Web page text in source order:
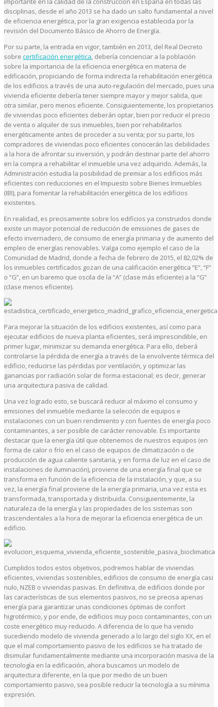
disciplinas, desde el año 2013 se ha dado un salto fundamental a nivel
de eficiencia energética, por la gran exigencia establecida por la
revisión del Documento Básico de Ahorro de Energía.
Por su parte, la entrada en vigor, también en 2013, del Real Decreto
sobre certificación energética, debería concienciar a la población
sobre la importancia de la eficiencia energética en materia de
edificación, propiciando de forma indirecta la rehabilitación energética
de los edificios a través de una auto-regulación del mercado, pues una
vivienda eficiente debería tener siempre mayor y mejor salida, que
otra similar, pero menos eficiente. Consiguientemente, los propietarios
de viviendas poco eficientes deberán optar, bien por reducir el precio
de venta o alquiler de sus inmuebles, bien por rehabilitarlos
energéticamente antes de proceder a su venta; por su parte, los
compradores de viviendas poco eficientes conocerán las debilidades
a la hora de afrontar su inversión, y podrán destinar parte del ahorro
en la compra a rehabilitar el inmueble una vez adquirido. Además, la
Administración estudia la posibilidad de premiar a los edificios más
eficientes con reducciones en el Impuesto sobre Bienes Inmuebles
(IBI), para fomentar la rehabilitación energética de los edificios
existentes.
En realidad, es precisamente sobre los edificios ya construidos donde
existe un mayor potencial de reducción de emisiones de gases de
efecto invernadero, de consumo de energía primaria y de aumento del
empleo de energías renovables. Valga como ejemplo el caso de la
Comunidad de Madrid, donde a fecha de febrero de 2015, el 82,02% de
los inmuebles certificados gozan de una calificación energética “E”, “F”
o “G”, en un baremo que oscila de la “A” (clase más eficiente) a la “G”
(clase menos eficiente).
Para mejorar la situación de los edificios existentes, así como para
ejecutar edificios de nueva planta eficientes, será imprescindible, en
primer lugar, minimizar su demanda energética. Para ello, deberá
controlarse la pérdida de energía a través de la envolvente térmica del
edificio, reducirse las pérdidas por ventilación, y optimizar las
ganancias por radiación solar de forma estacional; es decir, generar
una arquitectura pasiva de calidad.
Una vez logrado esto, se buscará reducir al máximo el consumo y
emisiones del inmueble mediante la selección de equipos e
instalaciones con un buen rendimiento y con fuentes de energía poco
contaminantes, a ser posible de carácter renovable. Es importante
destacar que la energía útil que obtenemos de nuestros equipos (en
forma de calor o frío en el caso de equipos de climatización o de
producción de agua caliente sanitaria, y en forma de luz en el caso de
instalaciones de iluminación), proviene de una energía final que se
transforma en función de la eficiencia de la instalación, y que, a su
vez, la energía final proviene de la energía primaria, una vez esta es
transformada, transportada y distribuida. Consiguientemente, la
naturaleza de la energía y las propiedades de los sistemas son
trascendentales a la hora de mejorar la eficiencia energética de un
edificio.
Cumplidos todos estos objetivos, podremos hablar de viviendas
eficientes, viviendas sostenibles, edificios de consumo de energía casi
nulo, NZEB o viviendas pasivas. En definitiva, de edificios donde por
las características de sus elementos pasivos, no se precisa apenas
energía para garantizar unas condiciones óptimas de confort
higrotérmico, y por ende, de edificios muy poco contaminantes, con un
coste energético muy reducido. A diferencia de lo que ha venido
sucediendo modelo de vivienda generado a lo largo del siglo XX, en el
que el mal comportamiento pasivo de los edificios se ha tratado de
disimular fundamentalmente mediante una incorporación masiva de la
tecnología en la edificación, ahora buscamos un modelo de
arquitectura diferente, en la que por medio de un buen
comportamiento pasivo, sea posible reducir la tecnología a su mínima
expresión.